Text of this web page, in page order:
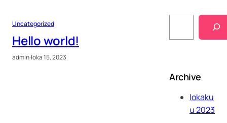
Uncategorized
Hello world!
admin·loka 15, 2023
S
r
Archive
lokaku
u 2023